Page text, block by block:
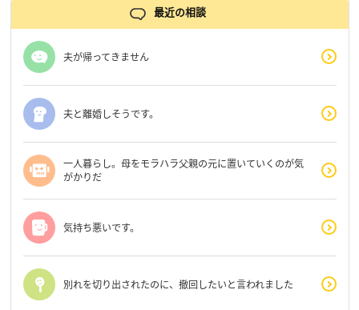
最近の相談
夫が帰ってきません
夫と離婚しそうです。
一人暮らし。母をモラハラ父親の元に置いていくのが気
がかりだ
気持ち悪いです。
別れを切り出されたのに、撤回したいと言われました